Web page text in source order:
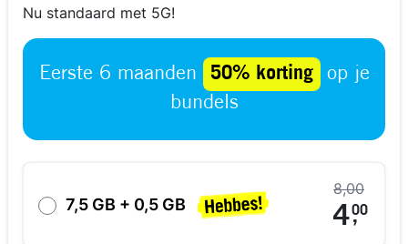
Nu standaard met 5G!
Eerste 6 maanden 50% korting
op je
bundels
7,5 GB + 0,5 GB
8,00
4,
00